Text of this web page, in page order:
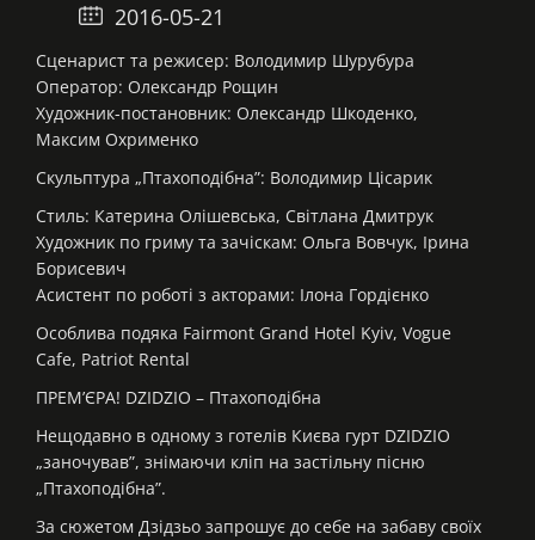
2016-05-21 08:20:12
Сценарист та режисер: Володимир Шурубура
Оператор: Олександр Рощин
Художник-постановник: Олександр Шкоденко,
Максим Охрименко
Скульптура „Птахоподібна”: Володимир Цісарик
Стиль: Катерина Олішевська, Світлана Дмитрук
Художник по гриму та зачіскам: Ольга Вовчук, Ірина
Борисевич
Асистент по роботі з акторами: Ілона Гордієнко
Особлива подяка Fairmont Grand Hotel Kyiv, Vogue
Cafe, Patriot Rental
ПРЕМ’ЄРА! DZIDZIO – Птахоподібна
Нещодавно в одному з готелів Києва гурт DZIDZIO
„заночував”, знімаючи кліп на застільну пісню
„Птахоподібна”.
За сюжетом Дзідзьо запрошує до себе на забаву своїх